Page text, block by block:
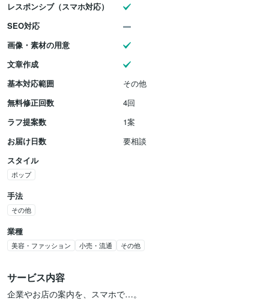
レスポンシブ（スマホ対応）
SEO対応
画像・素材の用意
文章作成
基本対応範囲
その他
無料修正回数
4回
ラフ提案数
1案
お届け日数
要相談
スタイル
ポップ
手法
その他
業種
美容・ファッション 小売・流通 その他
サービス内容
企業やお店の案内を、スマホで…。